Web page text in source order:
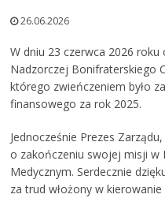
26.06.2026
W dniu 23 czerwca 2026 roku
Nadzorczej Bonifraterskiego
którego zwieńczeniem było
finansowego za rok 2025.
Jednocześnie Prezes
o zakończeniu swojej misji w
Medycznym. Serdecznie
za trud włożony w